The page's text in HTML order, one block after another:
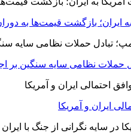
ایران؛ بازگشت قیمت‌ها به
حملات نظامی سایه سنگین بر
ایران و آمریکا